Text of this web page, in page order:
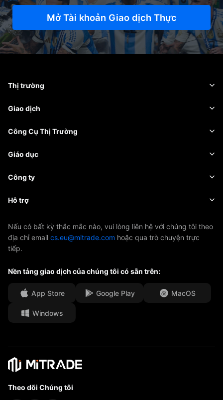
Mở Tài khoản Giao dịch Thực
Thị trường
Ngoại hối
Hàng hóa
Giao dịch
Nền tảng giao dịch
Quản lý rủi ro
Công Cụ Thị Trường
Lịch kinh tế
Tin tức
Giáo dục
Kiến thức cơ bản
EBook
Công ty
Giới thiệu về Mitrade
Giải thưởng & Chứng nhận
Hỗ trợ
Trung tâm Hỗ trợ
Nếu có bất kỳ thắc mắc nào, vui lòng liên hệ với chúng tôi theo
địa chỉ email cs.eu@mitrade.com hoặc qua trò chuyện trực
tiếp.
Nền tảng giao dịch của chúng tôi có sẵn trên:
App Store Google Play MacOS
Windows
Theo dõi Chúng tôi